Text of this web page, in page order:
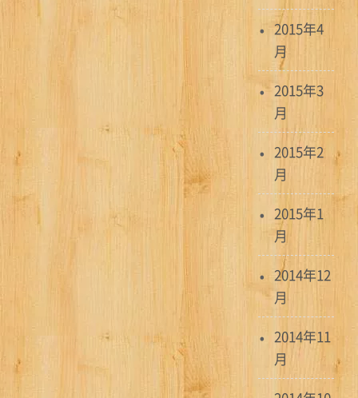
2015年4
月
2015年3
月
2015年2
月
2015年1
月
2014年12
月
2014年11
月